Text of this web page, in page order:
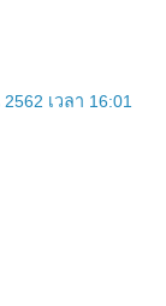
เวลา 16:01